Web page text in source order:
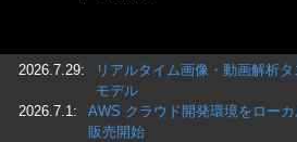
2026.7.29:
リアルタイム画像・動画解析
モデル
2026.7.1:
AWS クラウド開発環境をロー
販売開始